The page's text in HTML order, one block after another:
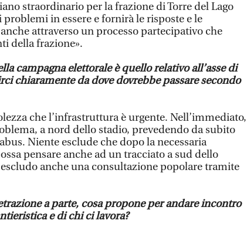
straordinario per la frazione di Torre del Lago
in essere e fornirà le risposte e le
attraverso un processo partecipativo che
della frazione».
campagna elettorale è quello relativo all’asse di
chiaramente da dove dovrebbe passare secondo
che l’infrastruttura è urgente. Nell’immediato,
a nord dello stadio, prevedendo da subito
Niente esclude che dopo la necessaria
pensare anche ad un tracciato a sud dello
anche una consultazione popolare tramite
a parte, cosa propone per andare incontro
e di chi ci lavora?